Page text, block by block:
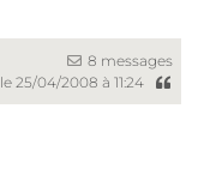
8 messages
le 25/04/2008 à 11:24